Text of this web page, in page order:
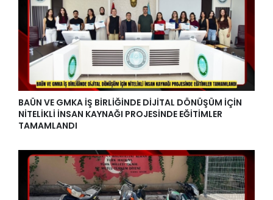
BAÜN VE GMKA İŞ BİRLİĞİNDE DİJİTAL DÖNÜŞÜM İÇİN
NİTELİKLİ İNSAN KAYNAĞI PROJESİNDE EĞİTİMLER
TAMAMLANDI